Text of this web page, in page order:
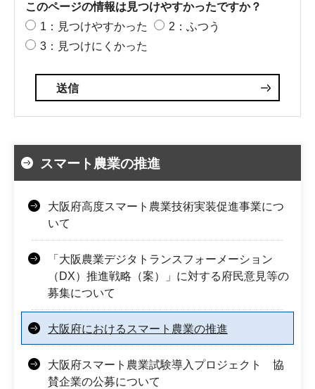
このページの情報は見つけやすかったですか？
1：見つけやすかった
2：ふつう
3：見つけにくかった
スマート農業の推進
大阪府高度スマート農業技術実装促進事業につ
いて
「大阪農業デジタトランスフォーメーション
（DX）推進戦略（案）」に対する府民意見等の
募集について
大阪府におけるスマート農業の推進
大阪府スマート農業試験導入プロジェクト 協
賛企業の公募について